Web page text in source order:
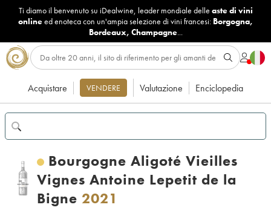
Ti diamo il benvenuto su iDealwine, leader mondiale delle aste di vini
onlineed enoteca con un'ampia selezione di vini francesi: Borgogna,
Bordeaux, Champagne...
Acquistare VENDERE Valutazione Enciclopedia
Bourgogne Aligoté Vieilles
Vignes Antoine Lepetit de la
Bigne 2021